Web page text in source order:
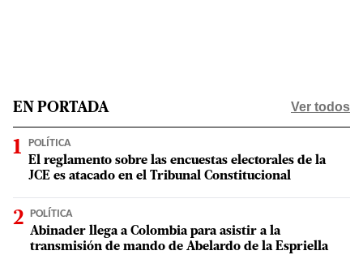
EN PORTADA Ver todos
POLÍTICA
El reglamento sobre las encuestas electorales de la
JCE es atacado en el Tribunal Constitucional
POLÍTICA
Abinader llega a Colombia para asistir a la
transmisión de mando de Abelardo de la Espriella